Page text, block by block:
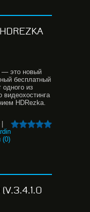
это новый
бесплатный
одного из
видеохостинга
HDRezka.
(0)